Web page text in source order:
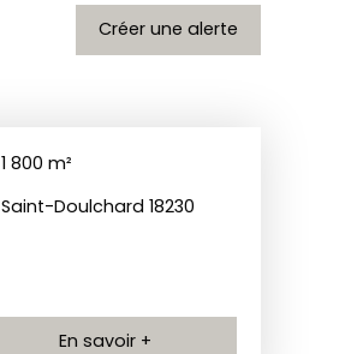
Créer une alerte
1 800 m²
Saint-Doulchard 18230
En savoir +